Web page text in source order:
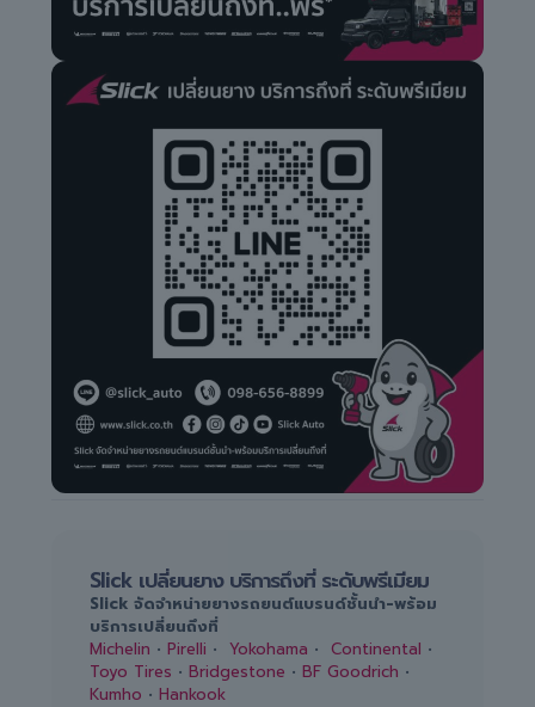
Slick เปลี่ยนยาง บริการถึงที่ ระดับพรีเมียม
Slick จัดจำหน่ายยางรถยนต์แบรนด์ชั้นนำ-พร้อม
บริการเปลี่ยนถึงที่
Michelin • Pirelli • Yokohama • Continental •
Toyo Tires • Bridgestone • BF Goodrich •
Kumho • Hankook